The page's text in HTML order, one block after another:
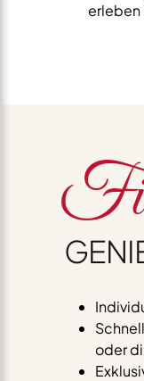
erleben
oder